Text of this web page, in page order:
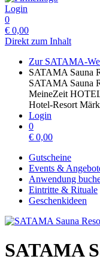
Login
0
€ 0,00
Direkt zum Inhalt
Zur SATAMA-
SATAMA Sauna
SATAMA Sauna
MeineZeit
Hotel-Resort
Login
0
€ 0,00
Gutscheine
Events &
Anwendung
Eintritte & Rituale
Geschenkideen
SATAMA